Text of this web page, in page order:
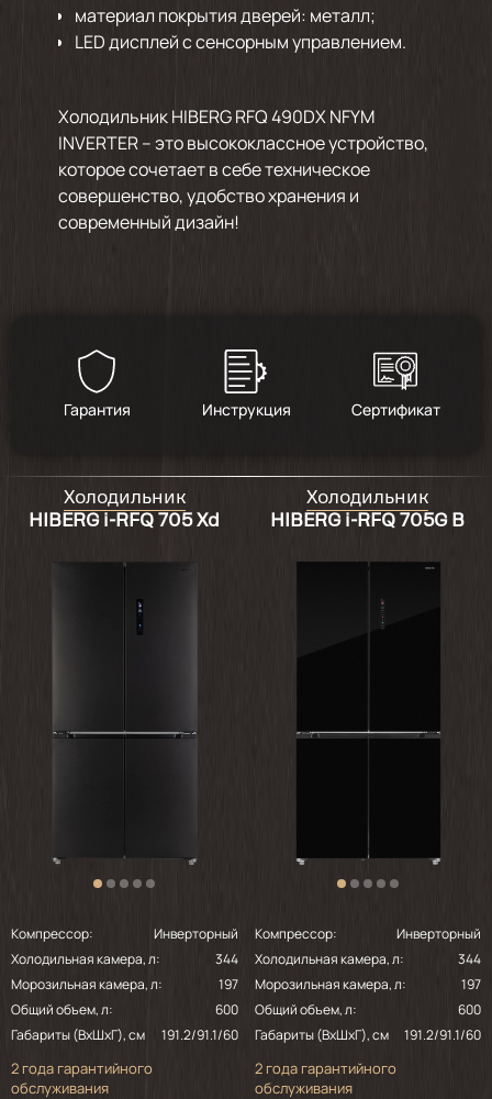
материал покрытия дверей: металл;
LED дисплей с сенсорным управлением.
Холодильник HIBERG RFQ 490DX NFYM
INVERTER – это высококлассное устройство,
которое сочетает в себе техническое
совершенство, удобство хранения и
современный дизайн!
Гарантия Инструкция Сертификат
Холодильник
HIBERG i-RFQ 705 Xd
Компрессор:
Инверторный
Холодильная камера, л:
344
Морозильная камера, л:
197
Общий объем, л:
600
Габариты (ВхШхГ), см
191.2/91.1/60
2 года гарантийного
обслуживания
Холодильник
HIBERG i-RFQ 705G B
Компрессор:
Инверторный
Холодильная камера, л:
344
Морозильная камера, л:
197
Общий объем, л:
600
Габариты (ВхШхГ), см
191.2/91.1/60
2 года гарантийного
обслуживания